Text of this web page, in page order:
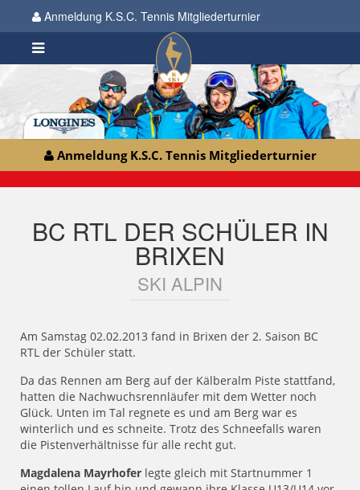
Anmeldung K.S.C. Tennis Mitgliederturnier
Anmeldung K.S.C. Tennis Mitgliederturnier
BC RTL DER SCHÜLER IN
BRIXEN
SKI ALPIN
Am Samstag 02.02.2013 fand in Brixen der 2. Saison BC
RTL der Schüler statt.
Da das Rennen am Berg auf der Kälberalm Piste stattfand,
hatten die Nachwuchsrennläufer mit dem Wetter noch
Glück. Unten im Tal regnete es und am Berg war es
winterlich und es schneite. Trotz des Schneefalls waren
die Pistenverhältnisse für alle recht gut.
Magdalena Mayrhofer legte gleich mit Startnummer 1